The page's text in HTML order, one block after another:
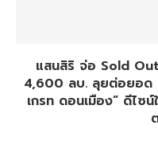
แสนสิริ จ่อ Sold
4,600 ลบ. ลุยต่อยอด
เกรท ดอนเมือง” ดีไซ